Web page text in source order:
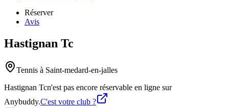
Réserver
Avis
Hastignan Tc
Tennis à Saint-medard-en-jalles
Hastignan Tcn'est pas encore réservable en ligne sur
Anybuddy.C'est votre club ?